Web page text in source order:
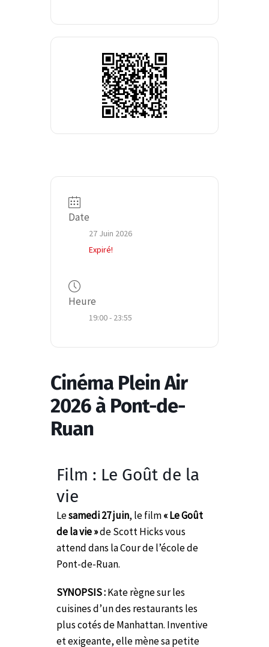
Date
27 Juin 2026
Expiré!
Heure
19:00 - 23:55
Cinéma Plein Air
2026 à Pont-de-
Ruan
Film : Le Goût de la
vie
Lesamedi 27 juin, le film« Le Goût
de la vie »de Scott Hicks vous
attend dans la Cour de l’école de
Pont-de-Ruan.
SYNOPSIS :Kate règne sur les
cuisines d’un des restaurants les
plus cotés de Manhattan. Inventive
et exigeante, elle mène sa petite